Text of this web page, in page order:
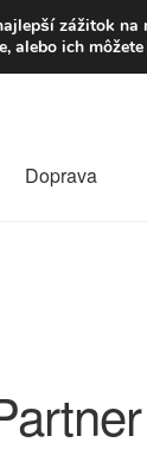
Doprava
zážitok
alebo ich